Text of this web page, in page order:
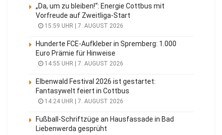
„Da, um zu bleiben!“: Energie Cottbus mit
Vorfreude auf Zweitliga-Start
15:59 UHR | 7. AUGUST 2026
Hunderte FCE-Aufkleber in Spremberg: 1.000
Euro Prämie für Hinweise
14:55 UHR | 7. AUGUST 2026
Elbenwald Festival 2026 ist gestartet:
Fantasywelt feiert in Cottbus
14:24 UHR | 7. AUGUST 2026
Fußball-Schriftzüge an Hausfassade in Bad
Liebenwerda gesprüht